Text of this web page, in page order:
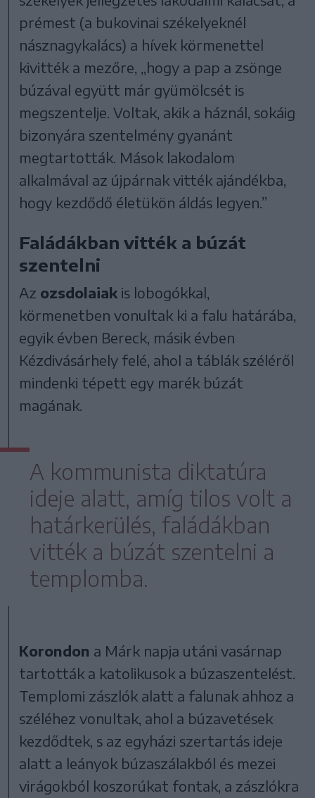
prémest (a bukovinai székelyeknél
násznagykalács) a hívek körmenettel
kivitték a mezőre, „hogy a pap a zsönge
búzával együtt már gyümölcsét is
megszentelje. Voltak, akik a háznál, sokáig
bizonyára szentelmény gyanánt
megtartották. Mások lakodalom
alkalmával az újpárnak vitték ajándékba,
hogy kezdődő életükön áldás legyen.”
Faládákban vitték a búzát
szentelni
Az ozsdolaiak is lobogókkal,
körmenetben vonultak ki a falu határába,
egyik évben Bereck, másik évben
Kézdivásárhely felé, ahol a táblák széléről
mindenki tépett egy marék búzát
magának.
A kommunista diktatúra
ideje alatt, amíg tilos volt a
határkerülés, faládákban
vitték a búzát szentelni a
templomba.
Korondon a Márk napja utáni vasárnap
tartották a katolikusok a búzaszentelést.
Templomi zászlók alatt a falunak ahhoz a
széléhez vonultak, ahol a búzavetések
kezdődtek, s az egyházi szertartás ideje
alatt a leányok búzaszálakból és mezei
virágokból koszorúkat fontak, a zászlókra